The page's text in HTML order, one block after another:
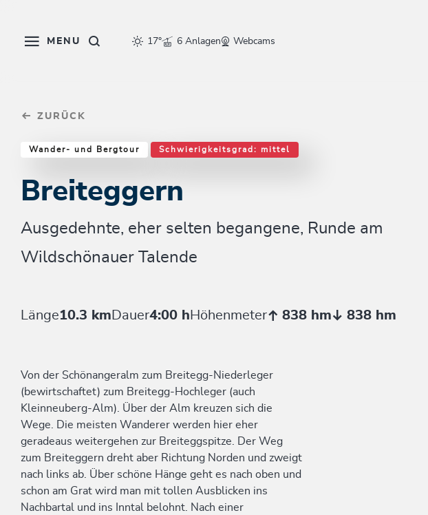
MENU 17° 6 Anlagen Webcams
ZURÜCK
Wander- und Bergtour Schwierigkeitsgrad: mittel
Breiteggern
Ausgedehnte, eher selten begangene, Runde am
Wildschönauer Talende
Länge10.3 km Dauer4:00 h Höhenmeter 838 hm 838 hm
Von der Schönangeralm zum Breitegg-Niederleger
(bewirtschaftet) zum Breitegg-Hochleger (auch
Kleinneuberg-Alm). Über der Alm kreuzen sich die
Wege. Die meisten Wanderer werden hier eher
geradeaus weitergehen zur Breiteggspitze. Der Weg
zum Breiteggern dreht aber Richtung Norden und zweigt
nach links ab. Über schöne Hänge geht es nach oben und
schon am Grat wird man mit tollen Ausblicken ins
Nachbartal und ins Inntal belohnt. Nach einer